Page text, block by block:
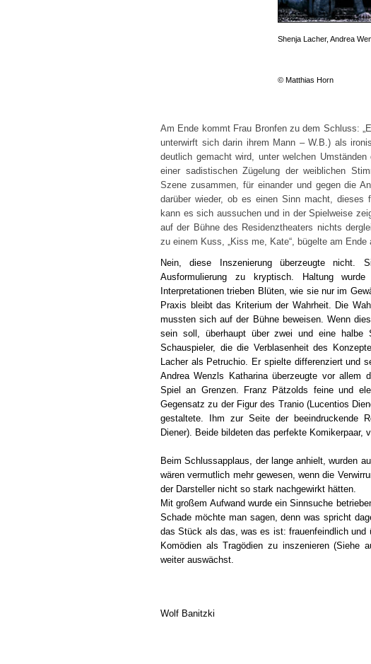
Shenja Lacher, Andrea
© Matthias Horn
Am Ende kommt Frau Bronfen zu dem Schluss:
unterwirft sich darin ihrem Mann – W.B.) als
deutlich gemacht wird, unter welchen
einer sadistischen Zügelung der weiblichen
Szene zusammen, für einander und gegen die
darüber wieder, ob es einen Sinn macht,
kann es sich aussuchen und in der Spielweise
auf der Bühne des Residenztheaters nichts
zu einem Kuss, „Kiss me, Kate“, bügelte am Ende
Nein, diese Inszenierung überzeugte
Ausformulierung zu kryptisch. Haltung
Interpretationen trieben Blüten, wie sie nur im
Praxis bleibt das Kriterium der Wahrheit. Die
mussten sich auf der Bühne beweisen. Wenn
sein soll, überhaupt über zwei und eine halbe
Schauspieler, die die Verblasenheit des
Lacher als Petruchio. Er spielte differenziert und
Andrea Wenzls Katharina überzeugte vor allem
Spiel an Grenzen. Franz Pätzolds feine und
Gegensatz zu der Figur des Tranio (Lucentios
gestaltete. Ihm zur Seite der beeindruckende
Diener). Beide bildeten das perfekte Komikerpaar,
Beim Schlussapplaus, der lange anhielt, wurden
wären vermutlich mehr gewesen, wenn die
der Darsteller nicht so stark nachgewirkt hätten.
Mit großem Aufwand wurde ein Sinnsuche
Schade möchte man sagen, denn was spricht
das Stück als das, was es ist: frauenfeindlich und
Komödien als Tragödien zu inszenieren (Siehe
weiter auswächst.
Wolf Banitzki